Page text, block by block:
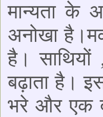
मान्यता के
अनोखा
है। साथियों
बढ़ाता है।
भरे और एक